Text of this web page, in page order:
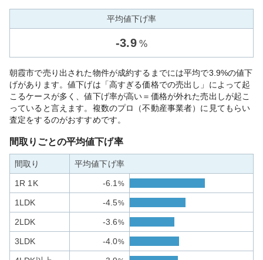
平均値下げ率
-3.9 %
朝霞市で売り出された物件が成約するまでには平均で3.9%の値下
げがあります。値下げは「高すぎる価格での売出し」によって起
こるケースが多く、値下げ率が高い＝価格が外れた売出しが起こ
っていると言えます。複数のプロ（不動産事業者）に見てもらい
査定をするのがおすすめです。
間取りごとの平均値下げ率
間取り 平均値下げ率
1R 1K -6.1 %
1LDK -4.5%
2LDK -3.6%
3LDK -4.0%